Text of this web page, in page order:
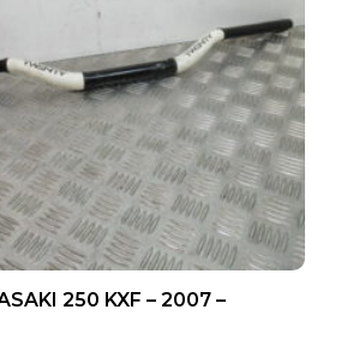
250 KXF – 2007 –